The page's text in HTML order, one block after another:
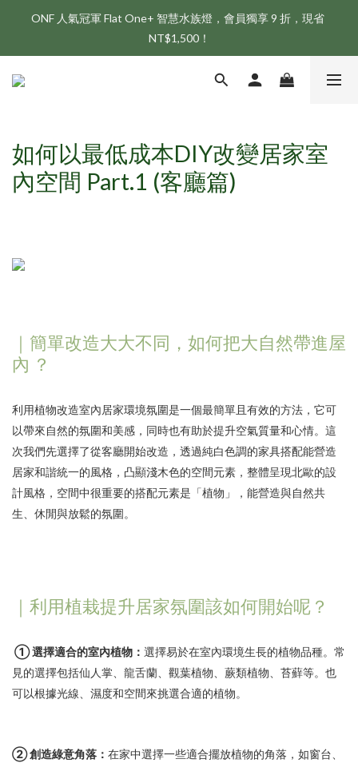
新會員享首購折 $100 優惠，立即點我註冊！！
ONF 人氣冠軍 Flat One+ 智慧水族燈，會員獨享 9 折，現省
NT$1,500！
新會員享首購折 $100 優惠，立即點我註冊！！
如何以最低成本DIY改變居家室
內空間 Part.1 (客廳篇)
｜簡單改造大大不同，如何把大自然帶進屋
內 ？
利用植物改造室內居家環境氛圍是一個最簡單且有效的方法，它可
以帶來自然的氛圍和美感，同時也有助於提升空氣質量和心情。這
次我們先選擇了從客廳開始改造，透過純白色調的家具搭配能營造
居家和諧統一的風格，凸顯淺木色的空間元素，整體呈現北歐的設
計風格，空間中很重要的搭配元素是「植物」，能營造與自然共
生、休閒與放鬆的氛圍。
｜利用植栽提升居家氛圍該如何開始呢？
① 選擇適合的室內植物： 選擇易於在室內環境生長的植物品種。常
見的選擇包括仙人掌、龍舌蘭、觀葉植物、蕨類植物、苔蘚等。也
可以根據光線、濕度和空間來挑選合適的植物。
② 創造綠意角落： 在家中選擇一些適合擺放植物的角落，如窗台、